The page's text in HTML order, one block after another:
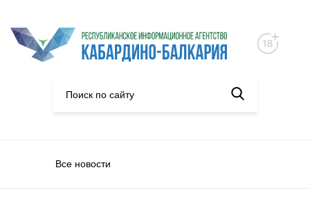
Все новости